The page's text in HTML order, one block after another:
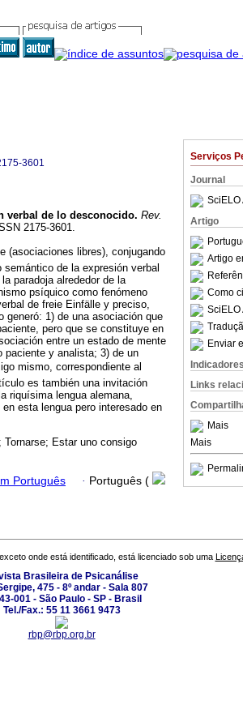
Serviços
Journal
SciELO
Artigo
Artigo
Como
SciELO
Enviar
Indicadores
Links
Mais
Mais
3601
verbal de lo desconocido. Rev.
2175-3601.
libres), conjugando
de la expresión verbal
paradoja alrededor de la
psíquico como fenómeno
de freie Einfälle y preciso,
generó: 1) de una asociación que
pero que se constituye en
entre un estado de mente
paciente y analista; 3) de un
mismo, correspondiente al
es también una invitación
riquísima lengua alemana,
esta lengua pero interesado en
Estar uno consigo
Português · Português (
onde está identificado, está licenciado sob uma
Brasileira de Psicanálise
475 - 8º andar - Sala 807
001 - São Paulo - SP - Brasil
Tel./Fax.: 55 11 3661 9473
rbp@rbp.org.br